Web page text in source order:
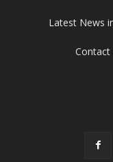
Latest News
Contact